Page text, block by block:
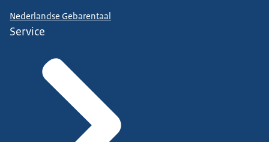
Nederlandse Gebarentaal
Service